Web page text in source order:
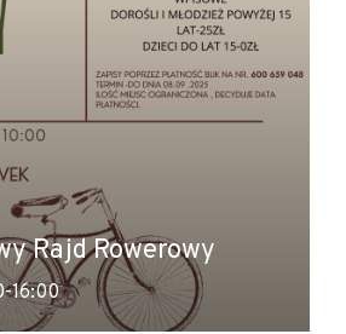
Rajd Rowerowy
16:00